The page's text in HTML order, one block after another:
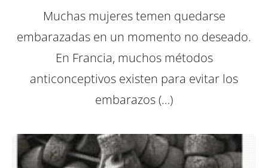
Muchas mujeres temen quedarse
embarazadas en un momento no deseado.
En Francia, muchos métodos
anticonceptivos existen para evitar los
embarazos (…)